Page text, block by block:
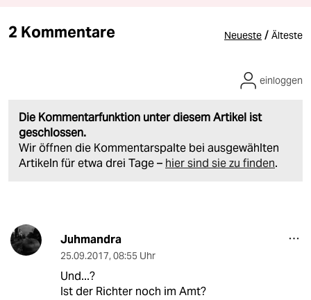
2 Kommentare Neueste / Älteste
Die Kommentarfunktion unter diesem Artikel ist
geschlossen.
Wir öffnen die Kommentarspalte bei ausgewählten
Artikeln für etwa drei Tage – hier sind sie zu finden.
einloggen
Juhmandra
25.09.2017, 08:55 Uhr
Und...?
Ist der Richter noch im Amt?